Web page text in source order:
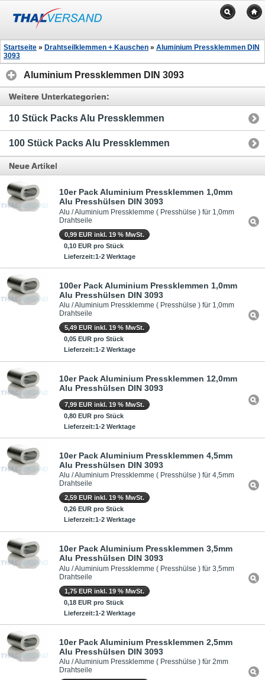
Startseite » Drahtseilklemmen + Kauschen » Aluminium Pressklemmen DIN
3093
Aluminium Pressklemmen DIN 3093
Weitere Unterkategorien:
10 Stück Packs Alu Pressklemmen
100 Stück Packs Alu Pressklemmen
Neue Artikel
10er Pack Aluminium Pressklemmen 1,0mm
Alu Presshülsen DIN 3093
Alu / Aluminium Pressklemme ( Presshülse ) für 1,0mm
Drahtseile
0,99 EUR inkl. 19 % MwSt.
0,10 EUR pro Stück
Lieferzeit:1-2 Werktage
100er Pack Aluminium Pressklemmen 1,0mm
Alu Presshülsen DIN 3093
Alu / Aluminium Pressklemme ( Presshülse ) für 1,0mm
Drahtseile
5,49 EUR inkl. 19 % MwSt.
0,05 EUR pro Stück
Lieferzeit:1-2 Werktage
10er Pack Aluminium Pressklemmen 12,0mm
Alu Presshülsen DIN 3093
7,99 EUR inkl. 19 % MwSt.
0,80 EUR pro Stück
Lieferzeit:1-2 Werktage
10er Pack Aluminium Pressklemmen 4,5mm
Alu Presshülsen DIN 3093
Alu / Aluminium Pressklemme ( Presshülse ) für 4,5mm
Drahtseile
2,59 EUR inkl. 19 % MwSt.
0,26 EUR pro Stück
Lieferzeit:1-2 Werktage
10er Pack Aluminium Pressklemmen 3,5mm
Alu Presshülsen DIN 3093
Alu / Aluminium Pressklemme ( Presshülse ) für 3,5mm
Drahtseile
1,75 EUR inkl. 19 % MwSt.
0,18 EUR pro Stück
Lieferzeit:1-2 Werktage
10er Pack Aluminium Pressklemmen 2,5mm
Alu Presshülsen DIN 3093
Alu / Aluminium Pressklemme ( Presshülse ) für 2mm
Drahtseile